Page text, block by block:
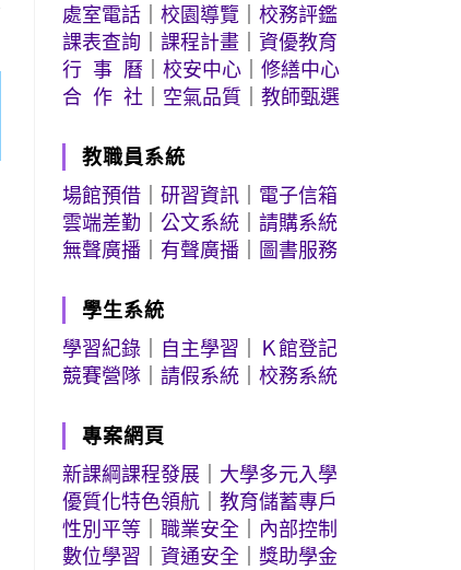
處室電話 ｜校園導覽 ｜校務評鑑
課表查詢 ｜課程計畫 ｜資優教育
行 事 曆 ｜校安中心 ｜修繕中心
合 作 社
空氣品質 ｜教師甄選
教職員系統
場館預借 ｜研習資訊
電子信箱
雲端差勤 ｜公文系統 ｜請購系統
無聲廣播
有聲廣播 圖書服務
學生系統
學習紀錄
自主學習
Ｋ館登記
競賽營隊 ｜請假系統 ｜校務系統
專案網頁
新課綱課程發展
大學多元入學
優質化特色領航 ｜教育儲蓄專戶
性別平等 ｜職業安全
內部控制
數位學習 ｜資通安全 ｜獎助學金